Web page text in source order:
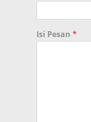
Isi Pesan *